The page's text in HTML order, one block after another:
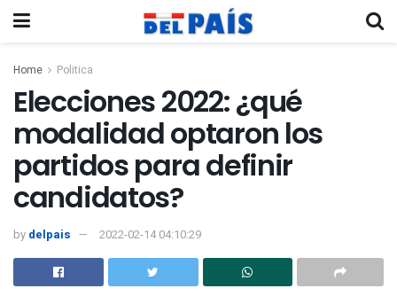
Home Politica
Elecciones 2022: ¿qué
modalidad optaron los
partidos para definir
candidatos?
by delpais 2022-02-14 04:10:29